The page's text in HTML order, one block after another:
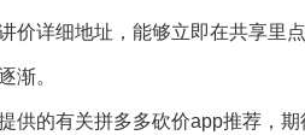
价详细地址，能够立即在共享里
渐。
供的有关拼多多砍价app推荐，